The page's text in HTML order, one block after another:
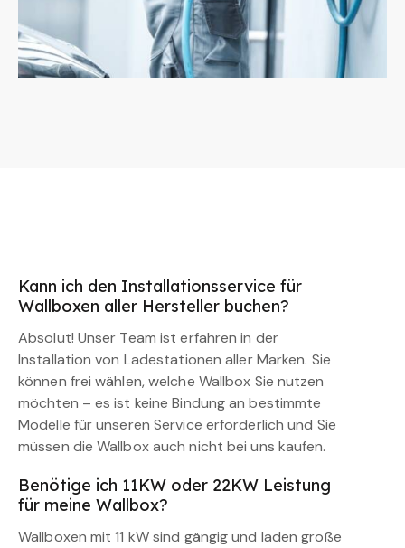
Kann ich den Installationsservice für
Wallboxen aller Hersteller buchen?
Absolut! Unser Team ist erfahren in der
Installation von Ladestationen aller Marken. Sie
können frei wählen, welche Wallbox Sie nutzen
möchten – es ist keine Bindung an bestimmte
Modelle für unseren Service erforderlich und Sie
müssen die Wallbox auch nicht bei uns kaufen.
Benötige ich 11KW oder 22KW Leistung
für meine Wallbox?
Wallboxen mit 11 kW sind gängig und laden große